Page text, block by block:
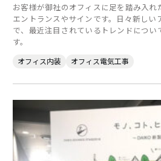
お客様が御社のオフィスに足を踏み入れ
エントランスやサインです。日々新しい
で、最近注目されているトレンドについ
す。
オフィス内装 オフィス電気工事